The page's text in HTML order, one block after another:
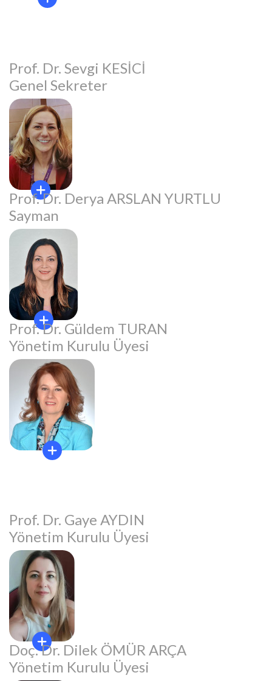
Prof. Dr. Sevgi KESİCİ
Genel Sekreter
Prof. Dr. Derya ARSLAN YURTLU
Sayman
Prof. Dr. Güldem TURAN
Yönetim Kurulu Üyesi
Prof. Dr. Gaye AYDIN
Yönetim Kurulu Üyesi
Doç. Dr. Dilek ÖMÜR ARÇA
Yönetim Kurulu Üyesi